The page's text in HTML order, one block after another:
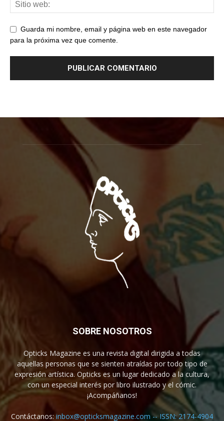
Guarda mi nombre, email y página web en este navegador
para la próxima vez que comente.
SOBRE NOSOTROS
Opticks Magazine es una revista digital dirigida a todas
aquellas personas que se sienten atraídas por todo tipo de
expresión artística. Opticks es un lugar dedicado a la cultura,
con un especial interés por libro ilustrado y el cómic.
¡Acompáñanos!
Contáctanos:inbox@opticksmagazine.com -- ISSN: 2174-4904